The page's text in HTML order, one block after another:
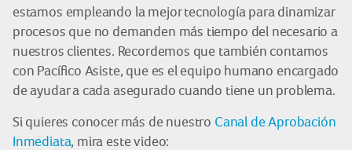
estamos empleando la mejor tecnología para dinamizar
procesos que no demanden más tiempo del necesario a
nuestros clientes. Recordemos que también contamos
con Pacífico Asiste, que es el equipo humano encargado
de ayudar a cada asegurado cuando tiene un problema.
Si quieres conocer más de nuestro Canal de Aprobación
Inmediata, mira este video: